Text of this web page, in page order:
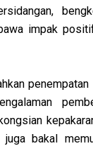
impak
bakal